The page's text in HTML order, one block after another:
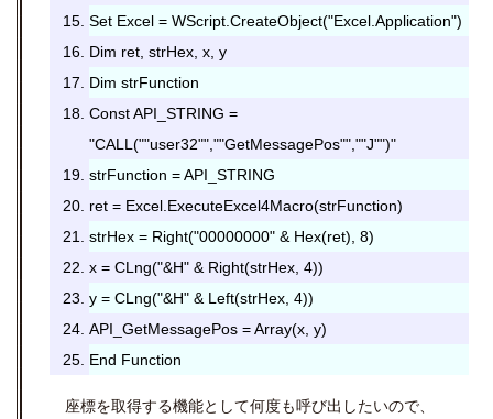
Set Excel = WScript.CreateObject("Excel.Application")
Dim ret, strHex, x, y
Dim strFunction
Const API_STRING =
"CALL(""user32"",""GetMessagePos"",""J"")"
strFunction = API_STRING
ret = Excel.ExecuteExcel4Macro(strFunction)
strHex = Right("00000000" & Hex(ret), 8)
x = CLng("&H" & Right(strHex, 4))
y = CLng("&H" & Left(strHex, 4))
API_GetMessagePos = Array(x, y)
End Function
座標を取得する機能として何度も呼び出したいので、